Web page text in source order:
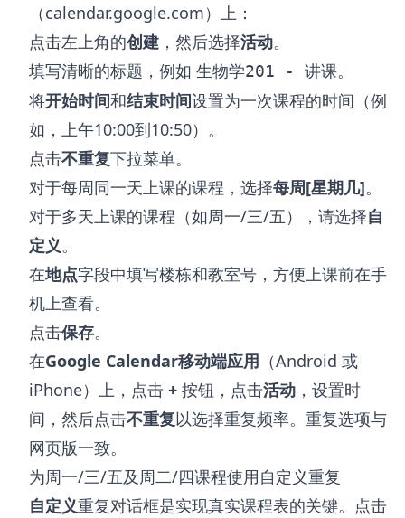
（calendar.google.com）上：
点击左上角的创建 ，然后选择活动。
填写清晰的标题，例如 生物学201 - 讲课。
将开始时间和结束时间设置为一次课程的时间（例
如，上午10:00到10:50）。
点击不重复下拉菜单。
对于每周同一天上课的课程，选择每周[星期几]。
对于多天上课的课程（如周一/三/五），请选择自
定义。
在地点字段中填写楼栋和教室号，方便上课前在手
机上查看。
点击保存。
在Google Calendar移动端应用 （Android 或
iPhone）上，点击 + 按钮，点击活动 ，设置时
间，然后点击不重复以选择重复频率。重复选项与
网页版一致。
为周一/三/五及周二/四课程使用自定义重复
自定义重复对话框是实现真实课程表的关键。点击